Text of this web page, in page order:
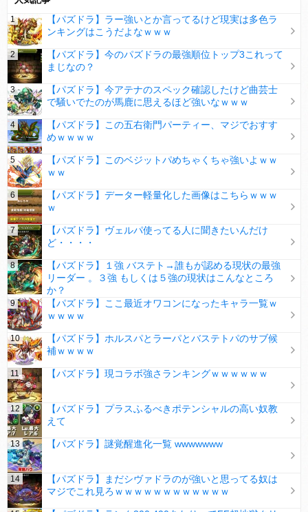
【パズドラ】ラー強いとか言ってるけど現実は多色ラ
ンキングはこうだよなｗｗｗ
【パズドラ】今のパズドラの最強順位トップ3これって
まじなの？
【パズドラ】今アテナのスペック確認したけど曲芸士
で騒いでたのが馬鹿に思えるほど強いなｗｗｗ
【パズドラ】この五右衛門パーティー、マジでおすす
めｗｗｗｗ
【パズドラ】このベジットパめちゃくちゃ強いよｗｗ
ｗｗ
【パズドラ】データー軽量化した画像はこちらｗｗｗ
ｗ
【パズドラ】ヴェルパ使ってる人に聞きたいんだけ
ど・・・・
【パズドラ】１強 バステト→誰もが認める現状の最強
リーダー 。３強 もしくは５強の現状はこんなところ
か？
【パズドラ】ここ最近オワコンになったキャラ一覧ｗ
ｗｗｗｗ
【パズドラ】ホルスパとラーパとバステトパのサブ候
補ｗｗｗｗ
【パズドラ】現コラボ強さランキングｗｗｗｗｗｗ
【パズドラ】プラスふるべきポテンシャルの高い奴教
えて
【パズドラ】謎覚醒進化一覧 wwwwwww
【パズドラ】まだシヴァドラのが強いと思ってる奴は
マジでこれ見ろｗｗｗｗｗｗｗｗｗｗｗｗ